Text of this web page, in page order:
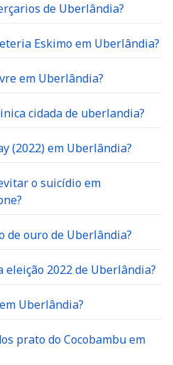
de Uberlândia?
Eskimo em Uberlândia?
em Uberlândia?
cidada de uberlandia?
(2022) em Uberlândia?
o suicídio em
ouro de Uberlândia?
eleição 2022 de Uberlândia?
Uberlândia?
prato do Cocobambu em